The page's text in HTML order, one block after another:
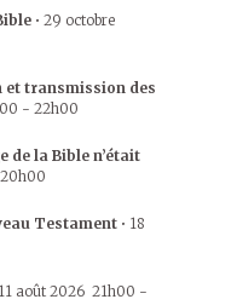
• 29 octobre
et transmission des
- 22h00
de la Bible n’était
20h00
Testament • 18
11 août 2026 21h00 -